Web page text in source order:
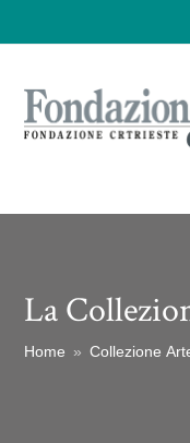
La
Home » Collezione